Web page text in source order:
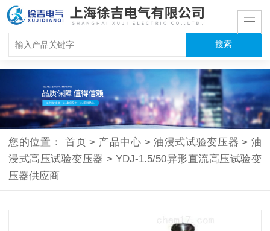
您的位置： 首页 > 产品中心 > 油浸式试验变压器 > 油
浸式高压试验变压器 > YDJ-1.5/50异形直流高压试验变
压器供应商